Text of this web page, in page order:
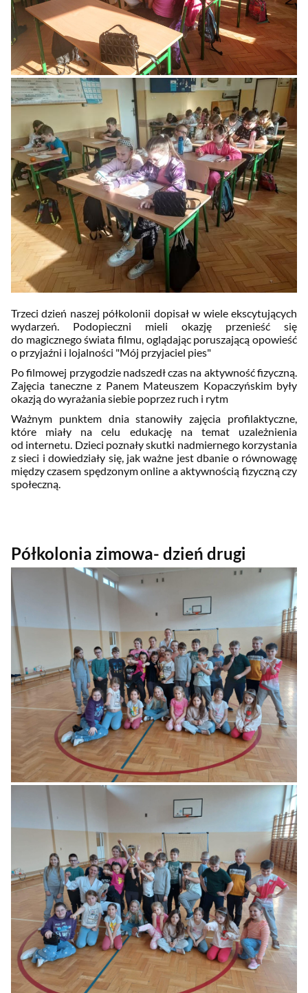
Trzeci dzień naszej półkolonii dopisał w wiele ekscytujących
wydarzeń. Podopieczni mieli okazję przenieść się
do magicznego świata filmu, oglądając poruszającą opowieść
o przyjaźni i lojalności "Mój przyjaciel pies"
Po filmowej przygodzie nadszedł czas na aktywność fizyczną.
Zajęcia taneczne z Panem Mateuszem Kopaczyńskim były
okazją do wyrażania siebie poprzez ruch i rytm
Ważnym punktem dnia stanowiły zajęcia profilaktyczne,
które miały na celu edukację na temat uzależnienia
od internetu. Dzieci poznały skutki nadmiernego korzystania
z sieci i dowiedziały się, jak ważne jest dbanie o równowagę
między czasem spędzonym online a aktywnością fizyczną czy
społeczną.
Półkolonia zimowa- dzień drugi